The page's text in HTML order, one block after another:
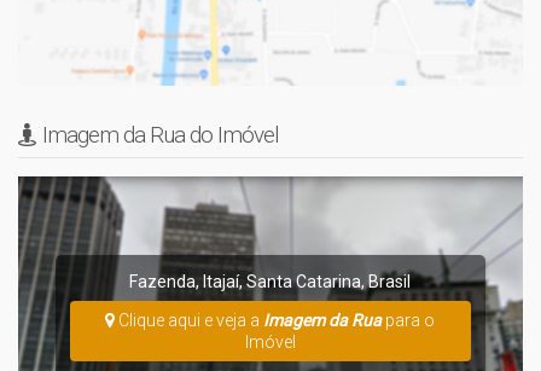
Imagem da Rua do Imóvel
Fazenda, Itajaí,Santa Catarina,Brasil
Clique aqui e veja a Imagem da Ruapara o
Imóvel